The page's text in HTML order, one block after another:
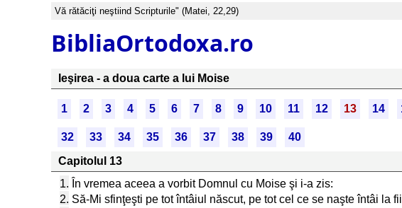
Vă rătăciţi neştiind Scripturile" (Matei, 22,29)
BibliaOrtodoxa.ro
Ieşirea - a doua carte a lui Moise
1 2 3 4 5 6 7 8 9 10 11 12 13 14
32 33 34 35 36 37 38 39
40
Capitolul 13
1. În vremea aceea a vorbit Domnul cu Moise şi i-a zis:
2. Să-Mi sfinţeşti pe tot întâiul născut, pe tot cel ce se naşte întâi la